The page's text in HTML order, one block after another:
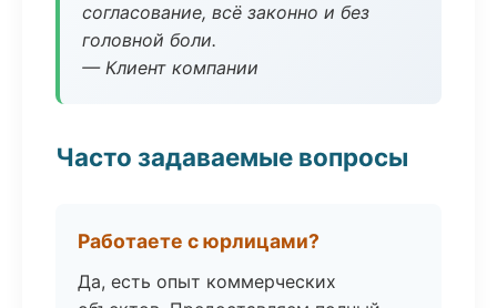
согласование, всё законно и без
головной боли.
— Клиент компании
Часто задаваемые вопросы
Работаете с юрлицами?
Да, есть опыт коммерческих